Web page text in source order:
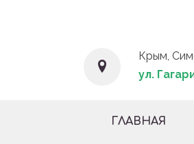
Крым,
ул.
ГЛАВНАЯ